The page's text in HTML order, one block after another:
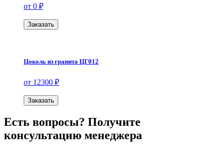
от 0 ₽
Заказать
Цоколь из гранита ЦГ012
от 12300 ₽
Заказать
Есть вопросы? Получите
консультацию менеджера